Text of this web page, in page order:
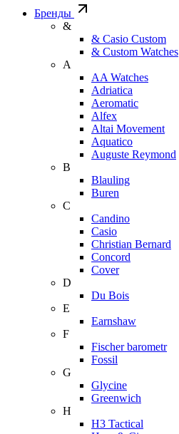
Бренды
&
& Casio Custom
& Custom Watches
A
AA Watches
Adriatica
Aeromatic
Alfex
Altai Movement
Aquatico
Auguste Reymond
B
Blauling
Buren
C
Candino
Casio
Christian Bernard
Concord
Cover
D
Du Bois
E
Earnshaw
F
Fischer barometr
Fossil
G
Glycine
Greenwich
H
H3 Tactical